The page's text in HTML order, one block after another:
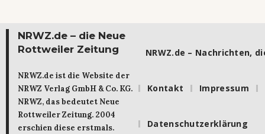
NRWZ.de – die Neue
Rottweiler Zeitung
NRWZ.de ist die Website der
NRWZ Verlag GmbH & Co. KG.
NRWZ, das bedeutet Neue
Rottweiler Zeitung. 2004
erschien diese erstmals.
NRWZ.de – Nachrichten,
Kontakt Impressum
Datenschutzerklärung